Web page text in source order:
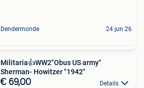
Dendermonde 24 jun 26
Militaria👍WW2"Obus US army"
Sherman- Howitzer "1942"
€ 69,00 Details